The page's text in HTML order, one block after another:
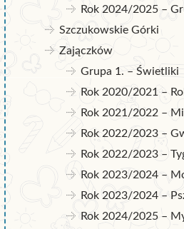
Rok 2024/2025 –
Szczukowskie Górki
Zajączków
Grupa 1. – Świetliki
Rok 2020/2021 –
Rok 2021/2022 –
Rok 2022/2023 –
Rok 2022/2023 –
Rok 2023/2024 –
Rok 2023/2024 –
Rok 2024/2025 –